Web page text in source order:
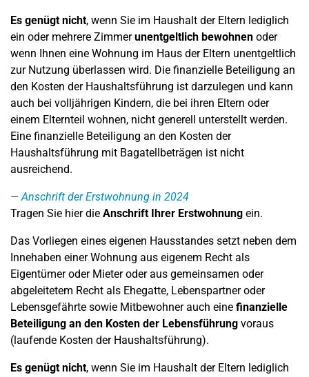
Es genügt nicht, wenn Sie im Haushalt der Eltern lediglich
ein oder mehrere Zimmerunentgeltlich bewohnen oder
wenn Ihnen eine Wohnung im Haus der Eltern unentgeltlich
zur Nutzung überlassen wird. Die finanzielle Beteiligung an
den Kosten der Haushaltsführung ist darzulegen und kann
auch bei volljährigen Kindern, die bei ihren Eltern oder
einem Elternteil wohnen, nicht generell unterstellt werden.
Eine finanzielle Beteiligung an den Kosten der
Haushaltsführung mit Bagatellbeträgen ist nicht
ausreichend.
Anschrift der Erstwohnung in 2024
Tragen Sie hier die Anschrift Ihrer Erstwohnung ein.
Das Vorliegen eines eigenen Hausstandes setzt neben dem
Innehaben einer Wohnung aus eigenem Recht als
Eigentümer oder Mieter oder aus gemeinsamen oder
abgeleitetem Recht als Ehegatte, Lebenspartner oder
Lebensgefährte sowie Mitbewohner auch eine finanzielle
Beteiligung an den Kosten der Lebensführung voraus
(laufende Kosten der Haushaltsführung).
Es genügt nicht, wenn Sie im Haushalt der Eltern lediglich